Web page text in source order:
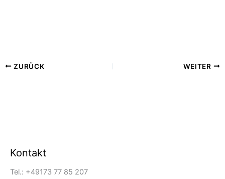
ZURÜCK WEITER
Kontakt
Tel.: +49173 77 85 207